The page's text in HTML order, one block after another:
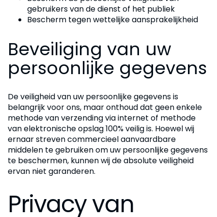
gebruikers van de dienst of het publiek
Bescherm tegen wettelijke aansprakelijkheid
Beveiliging van uw
persoonlijke gegevens
De veiligheid van uw persoonlijke gegevens is
belangrijk voor ons, maar onthoud dat geen enkele
methode van verzending via internet of methode
van elektronische opslag 100% veilig is. Hoewel wij
ernaar streven commercieel aanvaardbare
middelen te gebruiken om uw persoonlijke gegevens
te beschermen, kunnen wij de absolute veiligheid
ervan niet garanderen.
Privacy van